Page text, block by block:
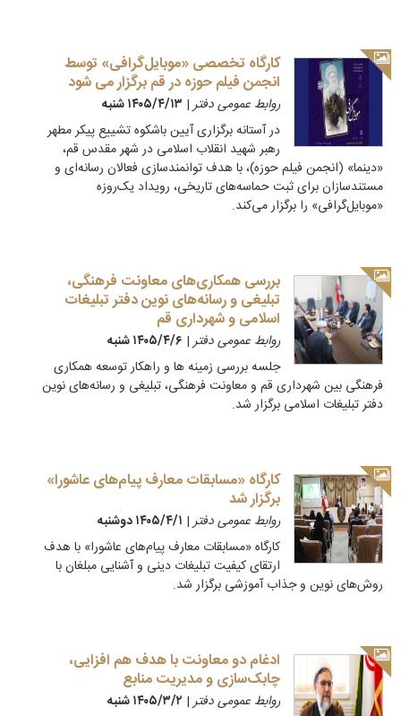
کارگاه تخصصی «موبایل‌گرافی» توسط
انجمن فیلم حوزه در قم برگزار می شود
روابط عمومی دفتر| ۱۴۰۵/۴/۱۳ شنبه
در آستانه برگزاری آیین باشکوه تشییع پیکر مطهر
رهبر شهید انقلاب اسلامی در شهر مقدس قم،
«دینما» (انجمن فیلم حوزه)، با هدف توانمندسازی فعالان رسانه‌ای و
مستندسازان برای ثبت حماسه‌های تاریخی، رویداد یک‌روزه
«موبایل‌گرافی» را برگزار می‌کند.
بررسی همکاری‌های معاونت فرهنگی،
تبلیغی و رسانه‌های نوین دفتر تبلیغات
اسلامی و شهرداری قم
روابط عمومی دفتر| ۱۴۰۵/۴/۶ شنبه
جلسه بررسی زمینه ها و راهکار توسعه همکاری
فرهنگی بین شهرداری قم و معاونت فرهنگی، تبلیغی و رسانه‌های نوین
دفتر تبلیغات اسلامی برگزار شد.
کارگاه «مسابقات معارف پیام‌های عاشورا»
برگزار شد
روابط عمومی دفتر| ۱۴۰۵/۴/۱ دوشنبه
کارگاه «مسابقات معارف پیام‌های عاشورا» با هدف
ارتقای کیفیت تبلیغات دینی و آشنایی مبلغان با
روش‌های نوین و جذاب آموزشی برگزار شد.
ادغام دو معاونت با هدف هم افزایی،
چابک‌سازی و مدیریت منابع
روابط عمومی دفتر| ۱۴۰۵/۳/۲ شنبه